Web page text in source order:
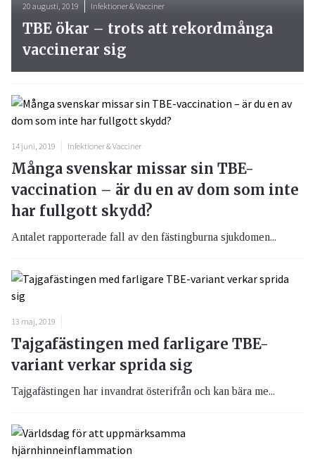
20 augusti, 2019 Infektioner & Vacciner
TBE ökar – trots att rekordmånga
vaccinerar sig
14 juni, 2019 Infektioner & Vacciner
Många svenskar missar sin TBE-
vaccination – är du en av dom som inte
har fullgott skydd?
Antalet rapporterade fall av den fästingburna sjukdomen...
13 maj, 2019
Tajgafästingen med farligare TBE-
variant verkar sprida sig
Tajgafästingen har invandrat österifrån och kan bära me...